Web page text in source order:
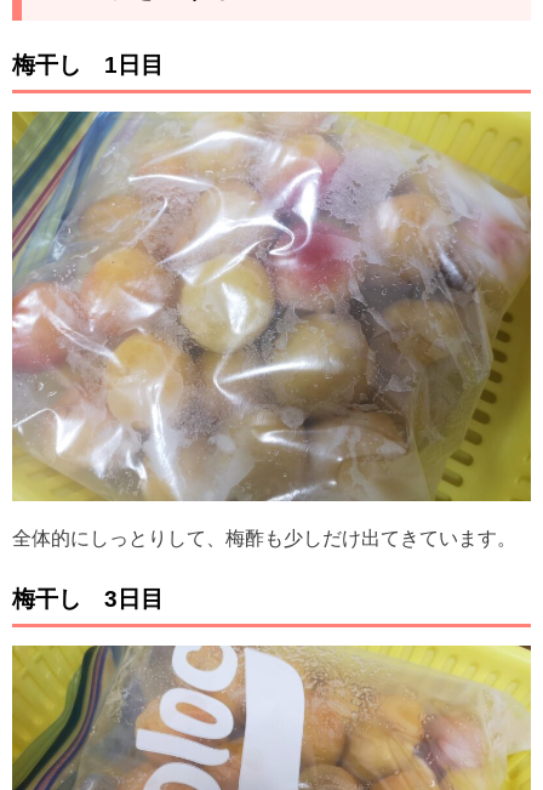
梅干し 1日目
全体的にしっとりして、梅酢も少しだけ出てきています。
梅干し 3日目